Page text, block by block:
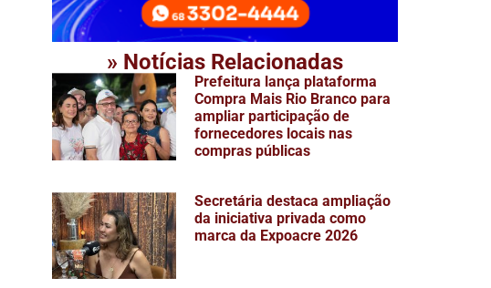
» Notícias Relacionadas
Prefeitura lança plataforma
Compra Mais Rio Branco para
ampliar participação de
fornecedores locais nas
compras públicas
Secretária destaca ampliação
da iniciativa privada como
marca da Expoacre 2026